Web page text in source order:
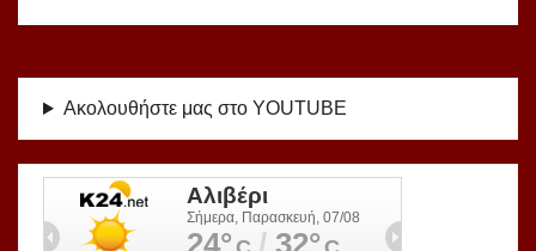
Ακολουθήστε μας στο YOUTUBE